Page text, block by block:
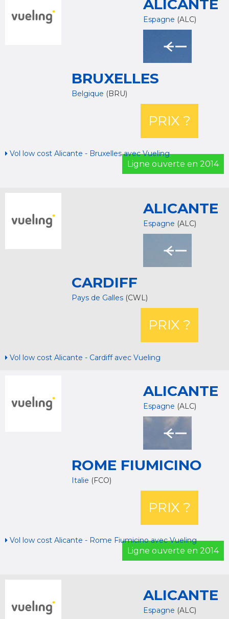
ALICANTE
Espagne (ALC)
BRUXELLES
Belgique (BRU)
PRIX ?
Vol low cost Alicante - Bruxelles avec Vueling
Ligne ouverte en 2014
ALICANTE
Espagne (ALC)
CARDIFF
Pays de Galles (CWL)
PRIX ?
Vol low cost Alicante - Cardiff avec Vueling
ALICANTE
Espagne (ALC)
ROME FIUMICINO
Italie (FCO)
PRIX ?
Vol low cost Alicante - Rome Fiumicino avec Vueling
Ligne ouverte en 2014
ALICANTE
Espagne (ALC)